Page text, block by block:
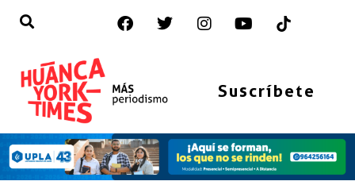
Suscríbete